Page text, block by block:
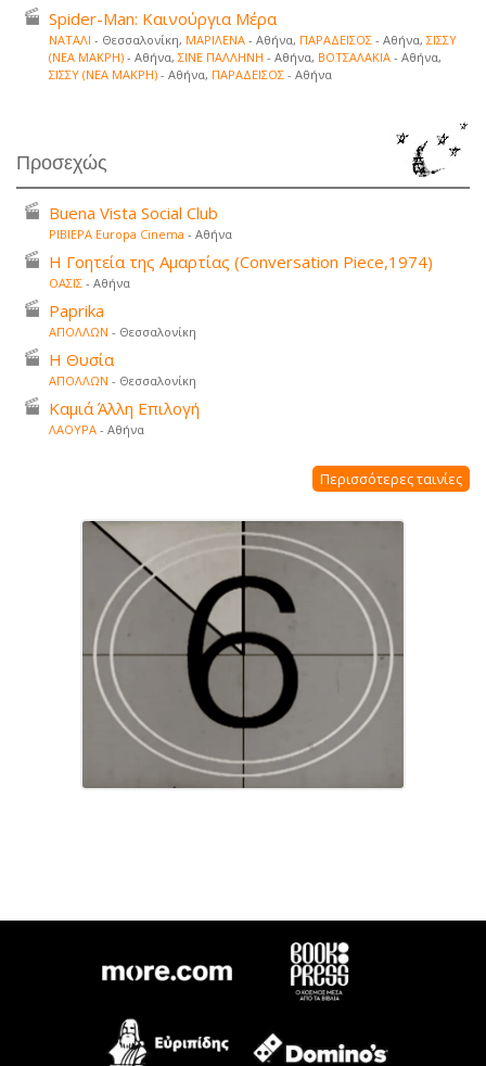
Spider-Man: Καινούργια Μέρα
ΝΑΤΑΛΙ - Θεσσαλονίκη, ΜΑΡΙΛΕΝΑ - Αθήνα, ΠΑΡΑΔΕΙΣΟΣ - Αθήνα, ΣΙΣΣΥ
(ΝΕΑ ΜΑΚΡΗ) - Αθήνα, ΣΙΝΕ ΠΑΛΛΗΝΗ - Αθήνα, ΒΟΤΣΑΛΑΚΙΑ - Αθήνα,
ΣΙΣΣΥ (ΝΕΑ ΜΑΚΡΗ) - Αθήνα, ΠΑΡΑΔΕΙΣΟΣ - Αθήνα
Προσεχώς
Buena Vista Social Club
ΡΙΒΙΕΡΑ Europa Cinema - Αθήνα
Η Γοητεία της Αμαρτίας (Conversation Piece,1974)
ΟΑΣΙΣ - Αθήνα
Paprika
ΑΠΟΛΛΩΝ - Θεσσαλονίκη
Η Θυσία
ΑΠΟΛΛΩΝ - Θεσσαλονίκη
Καμιά Άλλη Επιλογή
ΛΑΟΥΡΑ - Αθήνα
Περισσότερες ταινίες